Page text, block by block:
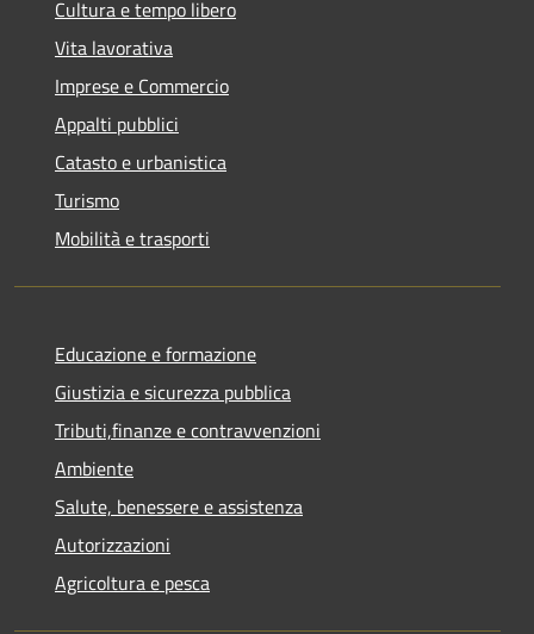
Cultura e tempo libero
Vita lavorativa
Imprese e Commercio
Appalti pubblici
Catasto e urbanistica
Turismo
Mobilità e trasporti
Educazione e formazione
Giustizia e sicurezza pubblica
Tributi,finanze e contravvenzioni
Ambiente
Salute, benessere e assistenza
Autorizzazioni
Agricoltura e pesca